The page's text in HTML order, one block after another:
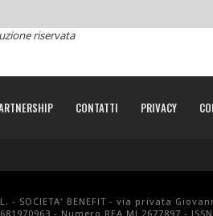
Il che fa salire il prezzo. Così,
professionale e pronti a
Inoltre, a differenza delle
riservata
CONTATTI PRIVACY
- SOCIETA' BENEFIT - via privata
- Numero REA MI 2677897 -